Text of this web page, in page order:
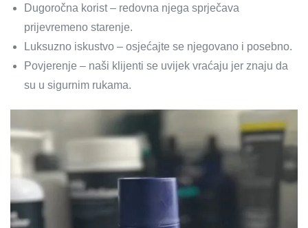
Dugoročna korist – redovna njega sprječava
prijevremeno starenje.
Luksuzno iskustvo – osjećajte se njegovano i posebno.
Povjerenje – naši klijenti se uvijek vraćaju jer znaju da
su u sigurnim rukama.